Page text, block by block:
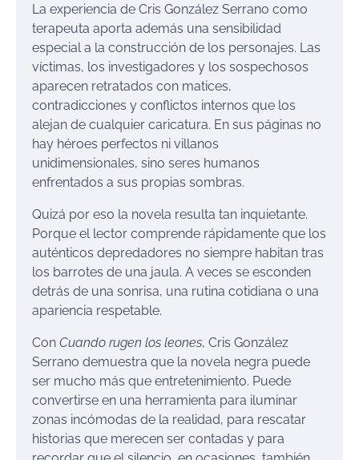
La experiencia de Cris González Serrano como
terapeuta aporta además una sensibilidad
especial a la construcción de los personajes. Las
víctimas, los investigadores y los sospechosos
aparecen retratados con matices,
contradicciones y conflictos internos que los
alejan de cualquier caricatura. En sus páginas no
hay héroes perfectos ni villanos
unidimensionales, sino seres humanos
enfrentados a sus propias sombras.
Quizá por eso la novela resulta tan inquietante.
Porque el lector comprende rápidamente que los
auténticos depredadores no siempre habitan tras
los barrotes de una jaula. A veces se esconden
detrás de una sonrisa, una rutina cotidiana o una
apariencia respetable.
Con Cuando rugen los leones, Cris González
Serrano demuestra que la novela negra puede
ser mucho más que entretenimiento. Puede
convertirse en una herramienta para iluminar
zonas incómodas de la realidad, para rescatar
historias que merecen ser contadas y para